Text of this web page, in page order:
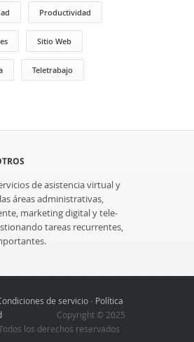
Productividad
Sitio Web
Teletrabajo
de asistencia virtual y
áreas administrativas,
marketing digital y tele-
tareas recurrentes,
de servicio- Política
Copyright © 2025
los derechos reservados